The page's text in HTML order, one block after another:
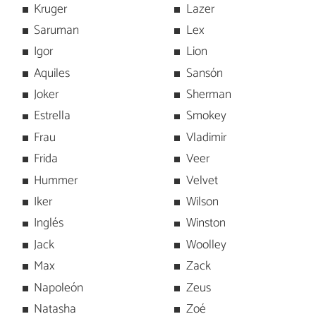
Kruger
Saruman
Igor
Aquiles
Joker
Estrella
Frau
Frida
Hummer
Iker
Inglés
Jack
Max
Napoleón
Natasha
Lazer
Lex
Lion
Sansón
Sherman
Smokey
Vladimir
Veer
Velvet
Wilson
Winston
Woolley
Zack
Zeus
Zoé